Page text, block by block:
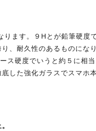
ります。９Hとが鉛筆硬度
、耐久性のあるものにな
ス硬度でいうと約５に相
した強化ガラスでスマホ